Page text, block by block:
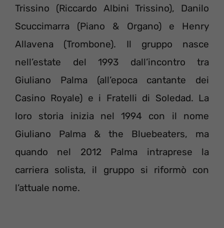
Trissino (Riccardo Albini Trissino), Danilo
Scuccimarra (Piano & Organo) e Henry
Allavena (Trombone). Il gruppo nasce
nell’estate del 1993 dall’incontro tra
Giuliano Palma (all’epoca cantante dei
Casino Royale) e i Fratelli di Soledad. La
loro storia inizia nel 1994 con il nome
Giuliano Palma & the Bluebeaters, ma
quando nel 2012 Palma intraprese la
carriera solista, il gruppo si riformò con
l’attuale nome.